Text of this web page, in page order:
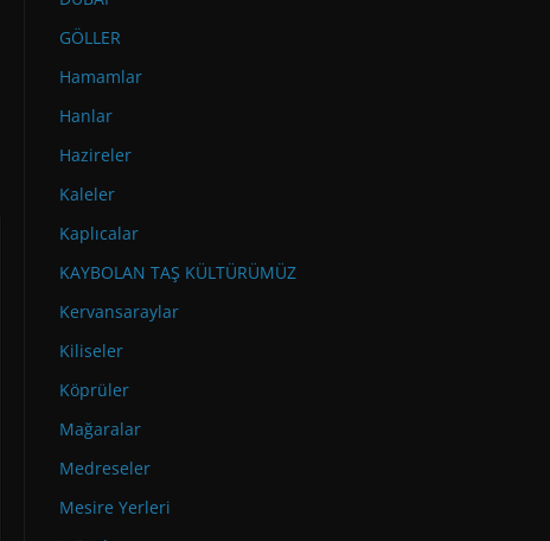
GÖLLER
Hamamlar
Hanlar
Hazireler
Kaleler
Kaplıcalar
KAYBOLAN TAŞ KÜLTÜRÜMÜZ
Kervansaraylar
Kiliseler
Köprüler
Mağaralar
Medreseler
Mesire Yerleri